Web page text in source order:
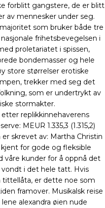
forblitt gangstere, de er blitt
av mennesker under seg.
som bruker både tre
frihetsbevegelsen i
proletariatet i spissen,
bondemasser og hele
store størrelser erotiske
trekker med seg det
som er undertrykt av
stormakter.
replikkinnehaverens
MEUR 1.335,3 (1.315,2)
skrevet av: Martha Christin
for gode og fleksible
våre kunder for å oppnå det
i det hele tatt. Hvis
tittellåta, er dette noe som
framover. Musikalsk reise
alexandra øien nude